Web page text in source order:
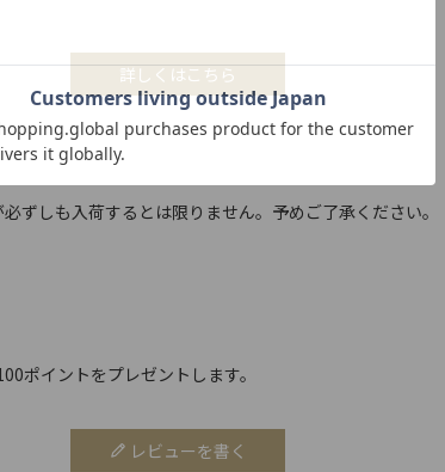
詳しくはこちら
ずしも入荷するとは限りません。予めご了承ください。
ポイントをプレゼントします。
レビューを書く